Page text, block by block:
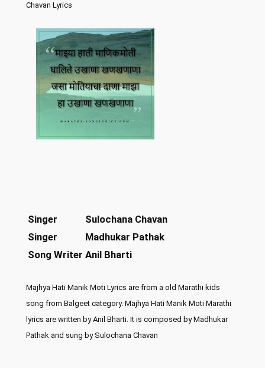
Chavan Lyrics
Singer
Sulochana Chavan
Singer
Madhukar Pathak
Song Writer Anil Bharti
Majhya Hati Manik Moti Lyrics are from a old Marathi kids
song from Balgeet category. Majhya Hati Manik Moti Marathi
lyrics are written by Anil Bharti. It is composed by Madhukar
Pathak and sung by Sulochana Chavan